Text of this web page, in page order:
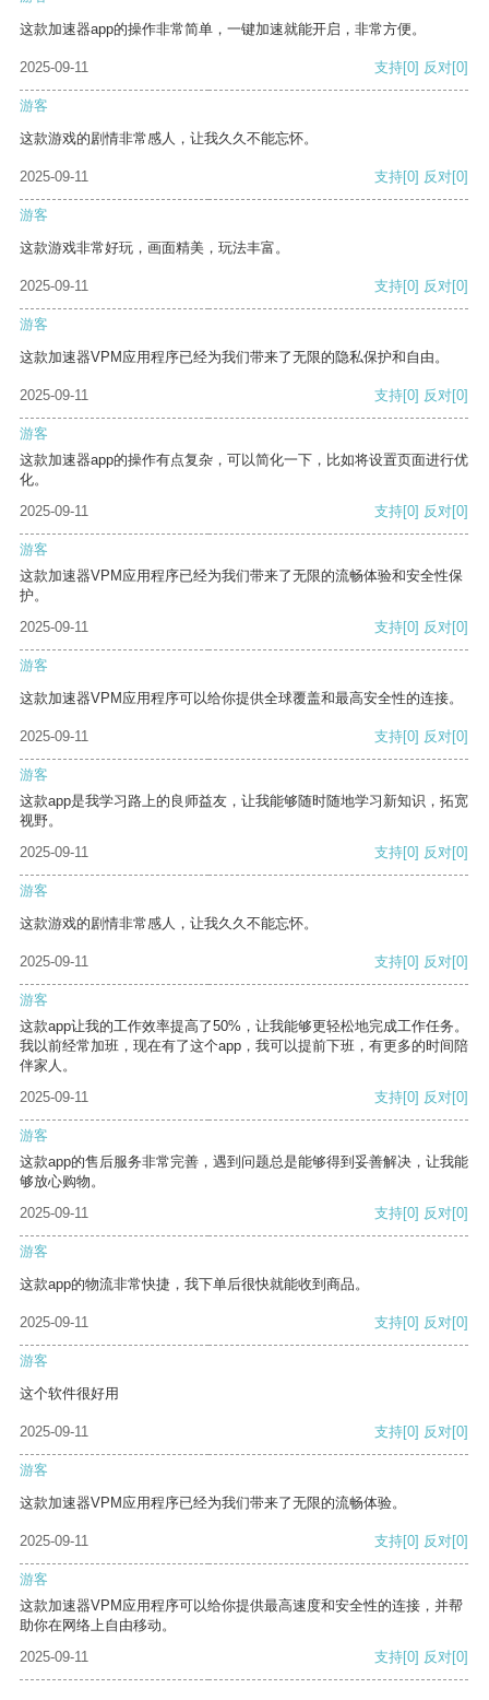
这款加速器app的操作非常简单，一键加速就能开启，非常方便。
2025-09-11 支持[0] 反对[0]
游客
这款游戏的剧情非常感人，让我久久不能忘怀。
2025-09-11 支持[0] 反对[0]
游客
这款游戏非常好玩，画面精美，玩法丰富。
2025-09-11 支持[0] 反对[0]
游客
这款加速器VPM应用程序已经为我们带来了无限的隐私保护和自由。
2025-09-11 支持[0] 反对[0]
游客
这款加速器app的操作有点复杂，可以简化一下，比如将设置页面进行优
化。
2025-09-11
支持[0] 反对[0]
游客
这款加速器VPM应用程序已经为我们带来了无限的流畅体验和安全性保
护。
2025-09-11
支持[0] 反对[0]
游客
这款加速器VPM应用程序可以给你提供全球覆盖和最高安全性的连接。
2025-09-11 支持[0] 反对[0]
游客
这款app是我学习路上的良师益友，让我能够随时随地学习新知识，拓宽
视野。
2025-09-11
支持[0] 反对[0]
游客
这款游戏的剧情非常感人，让我久久不能忘怀。
2025-09-11 支持[0] 反对[0]
游客
这款app让我的工作效率提高了50%，让我能够更轻松地完成工作任务。
我以前经常加班，现在有了这个app，我可以提前下班，有更多的时间陪
伴家人。
2025-09-11
支持[0] 反对[0]
游客
这款app的售后服务非常完善，遇到问题总是能够得到妥善解决，让我能
够放心购物。
2025-09-11
支持[0] 反对[0]
游客
这款app的物流非常快捷，我下单后很快就能收到商品。
2025-09-11 支持[0] 反对[0]
游客
这个软件很好用
2025-09-11 支持[0] 反对[0]
游客
这款加速器VPM应用程序已经为我们带来了无限的流畅体验。
2025-09-11 支持[0] 反对[0]
游客
这款加速器VPM应用程序可以给你提供最高速度和安全性的连接，并帮
助你在网络上自由移动。
2025-09-11
支持[0] 反对[0]